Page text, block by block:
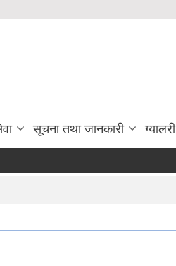
सूचना तथा जानकारी ग्यालरी